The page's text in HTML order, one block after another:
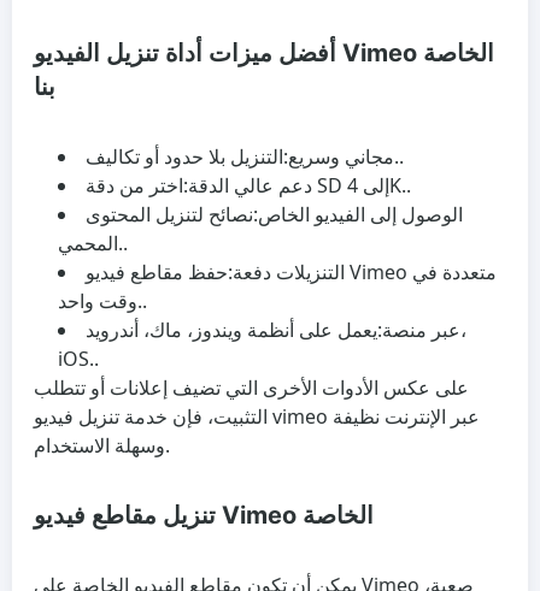
أفضل ميزات أداة تنزيل الفيديو Vimeo الخاصة
بنا
مجاني وسريع:التنزيل بلا حدود أو تكاليف..
دعم عالي الدقة:
اختر من دقة SD إلى 4K..
الوصول إلى الفيديو الخاص:نصائح لتنزيل المحتوى
المحمي..
التنزيلات دفعة:حفظ مقاطع فيديو Vimeo متعددة في
وقت واحد..
عبر منصة:يعمل على أنظمة ويندوز، ماك، أندرويد،
iOS..
على عكس الأدوات الأخرى التي تضيف إعلانات أو تتطلب
التثبيت، فإن خدمة تنزيل فيديو vimeo عبر الإنترنت نظيفة
وسهلة الاستخدام.
تنزيل مقاطع فيديو Vimeo الخاصة
يمكن أن تكون مقاطع الفيديو الخاصة على Vimeo صعبة،